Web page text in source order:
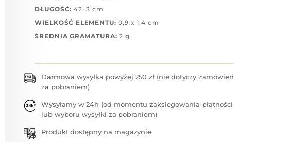
DŁUGOŚĆ: 42+3 cm
WIELKOŚĆ ELEMENTU: 0,9 x 1,4 cm
ŚREDNIA GRAMATURA: 2 g
Darmowa wysyłka powyżej 250 zł (nie dotyczy zamówień
za pobraniem)
Wysyłamy w 24h (od momentu zaksięgowania płatności
lub wyboru wysyłki za pobraniem)
Produkt dostępny na magazynie